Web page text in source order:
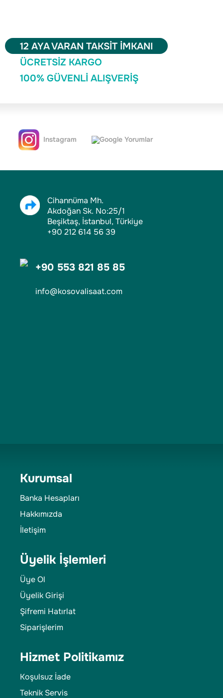
12 AYA VARAN TAKSİT İMKANI
ÜCRETSİZ KARGO
100% GÜVENLİ ALIŞVERİŞ
Instagram Google Yorumlar
Cihannüma Mh.
Akdoğan Sk. No:25/1
Beşiktaş, İstanbul, Türkiye
+90 212 614 56 39
+90 553 821 85 85
info@kosovalisaat.com
Kurumsal
Banka Hesapları
Hakkımızda
İletişim
Üyelik İşlemleri
Üye Ol
Üyelik Girişi
Şifremi Hatırlat
Siparişlerim
Hizmet Politikamız
Koşulsuz İade
Teknik Servis